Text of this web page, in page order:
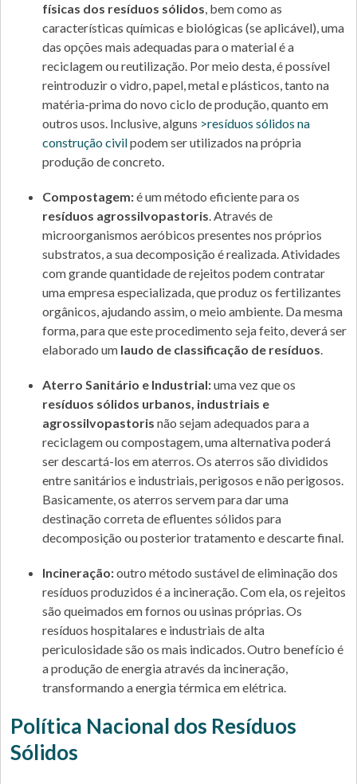
físicas dos resíduos sólidos, bem como as
características químicas e biológicas (se aplicável), uma
das opções mais adequadas para o material é a
reciclagem ou reutilização. Por meio desta, é possível
reintroduzir o vidro, papel, metal e plásticos, tanto na
matéria-prima do novo ciclo de produção, quanto em
outros usos. Inclusive, alguns >resíduos sólidos na
construção civilpodem ser utilizados na própria
produção de concreto.
Compostagem:é um método eficiente para os
resíduos agrossilvopastoris. Através de
microorganismos aeróbicos presentes nos próprios
substratos, a sua decomposição é realizada. Atividades
com grande quantidade de rejeitos podem contratar
uma empresa especializada, que produz os fertilizantes
orgânicos, ajudando assim, o meio ambiente. Da mesma
forma, para que este procedimento seja feito, deverá ser
elaborado um laudo de classificação de resíduos.
Aterro Sanitário e Industrial:uma vez que os
resíduos sólidos urbanos, industriais e
agrossilvopastoris não sejam adequados para a
reciclagem ou compostagem, uma alternativa poderá
ser descartá-los em aterros. Os aterros são divididos
entre sanitários e industriais, perigosos e não perigosos.
Basicamente, os aterros servem para dar uma
destinação correta de efluentes sólidos para
decomposição ou posterior tratamento e descarte final.
Incineração:outro método sustável de eliminação dos
resíduos produzidos é a incineração. Com ela, os rejeitos
são queimados em fornos ou usinas próprias. Os
resíduos hospitalares e industriais de alta
periculosidade são os mais indicados. Outro benefício é
a produção de energia através da incineração,
transformando a energia térmica em elétrica.
Política Nacional dos Resíduos
Sólidos